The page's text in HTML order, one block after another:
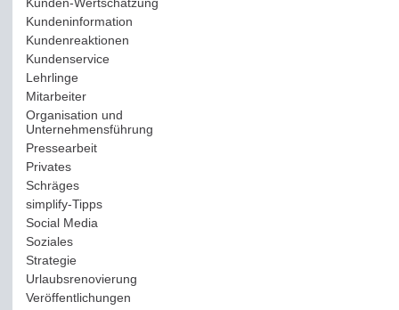
Kundeninformation
Kundenreaktionen
Kundenservice(178)
Lehrlinge(54)
Mitarbeiter(163)
Organisation und
Unternehmensführung
Pressearbeit(12)
Privates(193)
Schräges(161)
simplify-Tipps(123)
Social Media
Soziales(37)
Strategie(220)
Urlaubsrenovierung
Veröffentlichungen